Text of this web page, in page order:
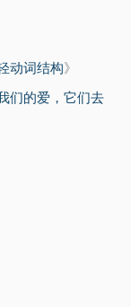
动词结构》
们的爱，它们去